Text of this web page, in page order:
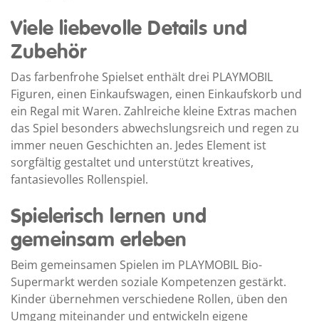
Viele liebevolle Details und
Zubehör
Das farbenfrohe Spielset enthält drei PLAYMOBIL
Figuren, einen Einkaufswagen, einen Einkaufskorb und
ein Regal mit Waren. Zahlreiche kleine Extras machen
das Spiel besonders abwechslungsreich und regen zu
immer neuen Geschichten an. Jedes Element ist
sorgfältig gestaltet und unterstützt kreatives,
fantasievolles Rollenspiel.
Spielerisch lernen und
gemeinsam erleben
Beim gemeinsamen Spielen im PLAYMOBIL Bio-
Supermarkt werden soziale Kompetenzen gestärkt.
Kinder übernehmen verschiedene Rollen, üben den
Umgang miteinander und entwickeln eigene